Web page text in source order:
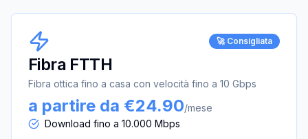
🚀 Consigliata
Fibra FTTH
Fibra ottica fino a casa con velocità fino a 10 Gbps
a partire da €24.90/mese
Download fino a 10.000 Mbps